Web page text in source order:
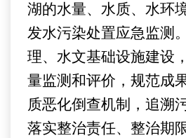
湖的水量、水质、水环
发水污染处置应急监测
理、水文基础设施建设 ，
量监测和评价 ， 规范成
质恶化倒查机制，追溯
落实整治责任、整治期